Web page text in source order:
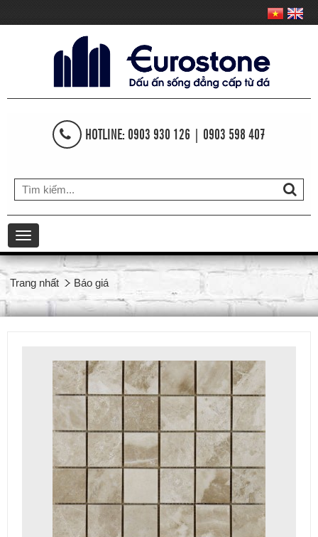
HOTLINE: 0903 930 126 | 0903 598 407
Toggle
navigation
Trang nhất Báo giá